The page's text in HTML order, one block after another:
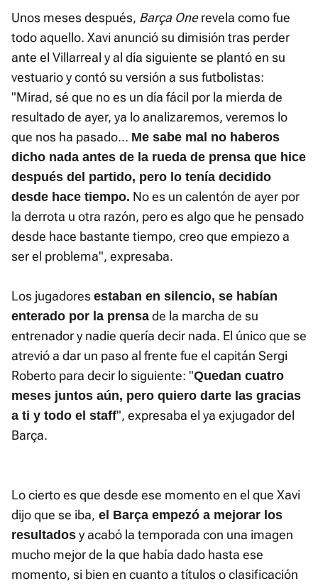
Unos meses después, Barça Onerevela como fue
todo aquello. Xavi anunció su dimisión tras perder
ante el Villarreal y al día siguiente se plantó en su
vestuario y contó su versión a sus futbolistas:
"Mirad, sé que no es un día fácil por la mierda de
resultado de ayer, ya lo analizaremos, veremos lo
que nos ha pasado... Me sabe mal no haberos
dicho nada antes de la rueda de prensa que hice
después del partido, pero lo tenía decidido
desde hace tiempo. No es un calentón de ayer por
la derrota u otra razón, pero es algo que he pensado
desde hace bastante tiempo, creo que empiezo a
ser el problema", expresaba.
Los jugadores estaban en silencio, se habían
enterado por la prensa de la marcha de su
entrenador y nadie quería decir nada. El único que se
atrevió a dar un paso al frente fue el capitán Sergi
Roberto para decir lo siguiente: "Quedan cuatro
meses juntos aún, pero quiero darte las gracias
a ti y todo el staff", expresaba el ya exjugador del
Barça.
Lo cierto es que desde ese momento en el que Xavi
dijo que se iba, el Barça empezó a mejorar los
resultados y acabó la temporada con una imagen
mucho mejor de la que había dado hasta ese
momento, si bien en cuanto a títulos o clasificación